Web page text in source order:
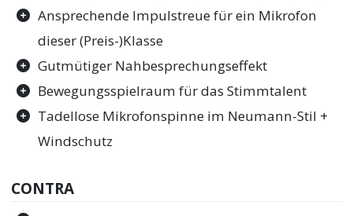
Ansprechende Impulstreue für ein Mikrofon
dieser (Preis-)Klasse
Gutmütiger Nahbesprechungseffekt
Bewegungsspielraum für das Stimmtalent
Tadellose Mikrofonspinne im Neumann-Stil +
Windschutz
CONTRA